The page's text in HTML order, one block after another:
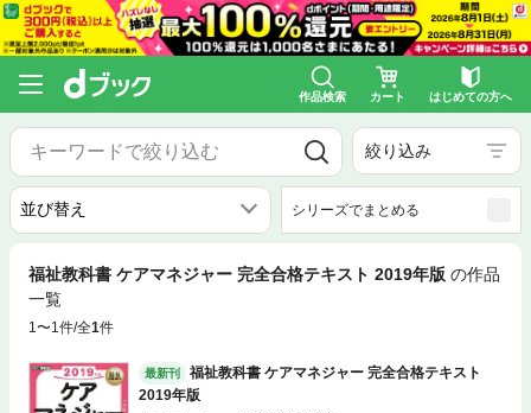
作品検索 カート はじめての方へ
絞り込み
シリーズでまとめる
福祉教科書 ケアマネジャー 完全合格テキスト 2019年版 の作品
一覧
1〜1件/全1件
最新刊
福祉教科書 ケアマネジャー 完全合格テキスト
2019年版